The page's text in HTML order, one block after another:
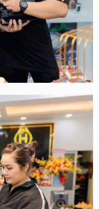
Phân Phối Các Loại
VÀ ỦNG HỘ
và PHÂN PHỐI CÁC
VÀ ỦNG HỘ
PHÂN PHỐI CÁC